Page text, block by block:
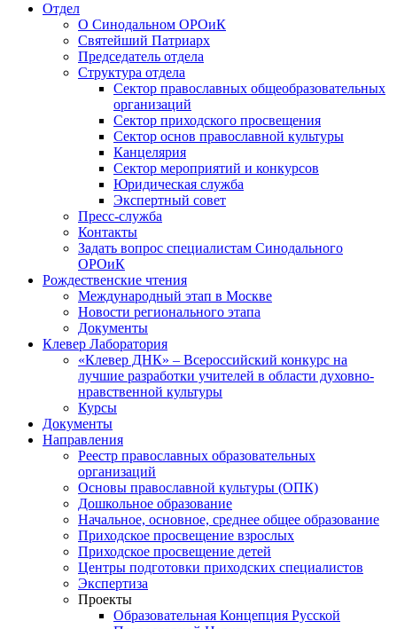
Отдел
О Синодальном ОРОиК
Святейший Патриарх
Председатель отдела
Структура отдела
Сектор православных общеобразовательных
организаций
Сектор приходского просвещения
Сектор основ православной культуры
Канцелярия
Сектор мероприятий и конкурсов
Юридическая служба
Экспертный совет
Пресс-служба
Контакты
Задать вопрос специалистам Синодального
ОРОиК
Рождественские чтения
Международный этап в Москве
Новости регионального этапа
Документы
Клевер Лаборатория
«Клевер ДНК» – Всероссийский конкурс на
лучшие разработки учителей в области духовно-
нравственной культуры
Курсы
Документы
Направления
Реестр православных образовательных
организаций
Основы православной культуры (ОПК)
Дошкольное образование
Начальное, основное, среднее общее образование
Приходское просвещение взрослых
Приходское просвещение детей
Центры подготовки приходских специалистов
Экспертиза
Проекты
Образовательная Концепция Русской